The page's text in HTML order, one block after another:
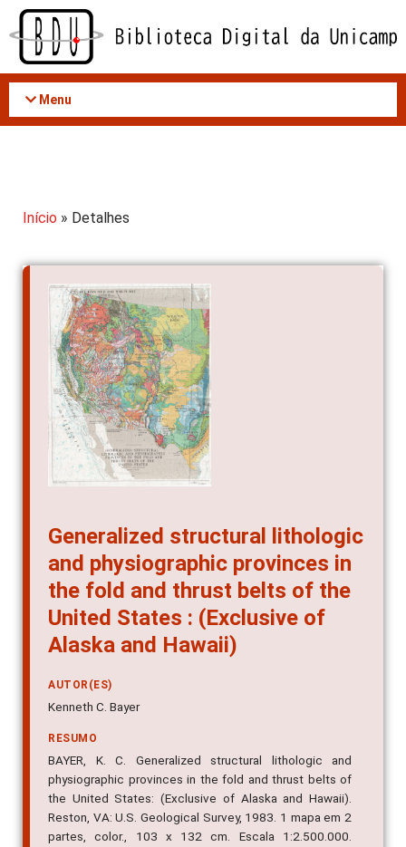
Acessar
conteúdo
Menu
Início » Detalhes
Generalized structural lithologic
and physiographic provinces in
the fold and thrust belts of the
United States : (Exclusive of
Alaska and Hawaii)
AUTOR(ES)
Kenneth C. Bayer
RESUMO
BAYER, K. C. Generalized structural lithologic and
physiographic provinces in the fold and thrust belts of
the United States: (Exclusive of Alaska and Hawaii).
Reston, VA: U.S. Geological Survey, 1983. 1 mapa em 2
partes, color., 103 x 132 cm. Escala 1:2.500.000.